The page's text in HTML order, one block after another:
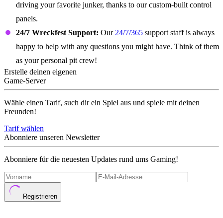
driving your favorite junker, thanks to our custom-built control
panels.
24/7 Wreckfest Support: Our 24/7/365 support staff is always
happy to help with any questions you might have. Think of them
as your personal pit crew!
Erstelle deinen eigenen
Game-Server
Wähle einen Tarif, such dir ein Spiel aus und spiele mit deinen
Freunden!
Tarif wählen
Abonniere unseren Newsletter
Abonniere für die neuesten Updates rund ums Gaming!
Registrieren